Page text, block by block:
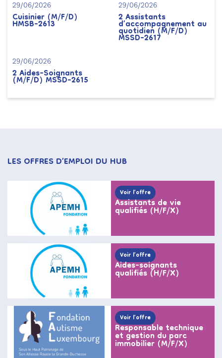
29/06/2026
Cuisinier (M/F/D)
HMSB-2613
29/06/2026
2 Assistants
d’accompagnement au
quotidien (M/F/D)
MSSD-2617
29/06/2026
2 Aides-Soignants
(M/F/D) MSSD-2615
LES OFFRES D’EMPLOI DU HUB
Voir l’offre
Assistants de vie
qualifiés (H/F/X)
Voir l’offre
Aides-soignants
qualifiés (H/F/X)
Voir l’offre
Responsable technique
et gestion du parc
immobilier (M/F/X)